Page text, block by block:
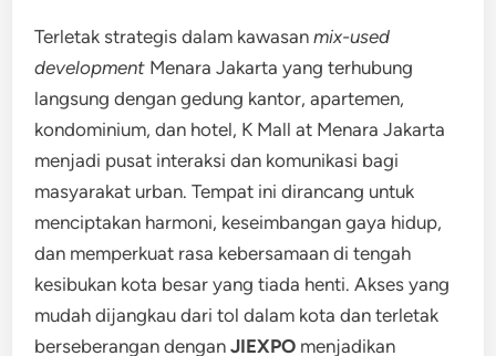
Terletak strategis dalam kawasan mix-used
development Menara Jakarta yang terhubung
langsung dengan gedung kantor, apartemen,
kondominium, dan hotel, K Mall at Menara Jakarta
menjadi pusat interaksi dan komunikasi bagi
masyarakat urban. Tempat ini dirancang untuk
menciptakan harmoni, keseimbangan gaya hidup,
dan memperkuat rasa kebersamaan di tengah
kesibukan kota besar yang tiada henti. Akses yang
mudah dijangkau dari tol dalam kota dan terletak
berseberangan denganJIEXPO menjadikan